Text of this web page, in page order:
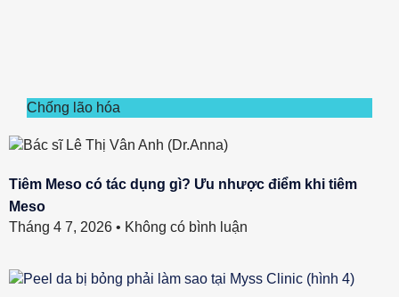
Chống lão hóa
Tiêm Meso có tác dụng gì? Ưu nhược điểm khi tiêm
Meso
Tháng 4 7, 2026
Không có bình luận